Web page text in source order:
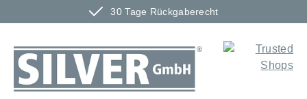
30 Tage Rückgaberecht
Zum Hauptinhalt springen